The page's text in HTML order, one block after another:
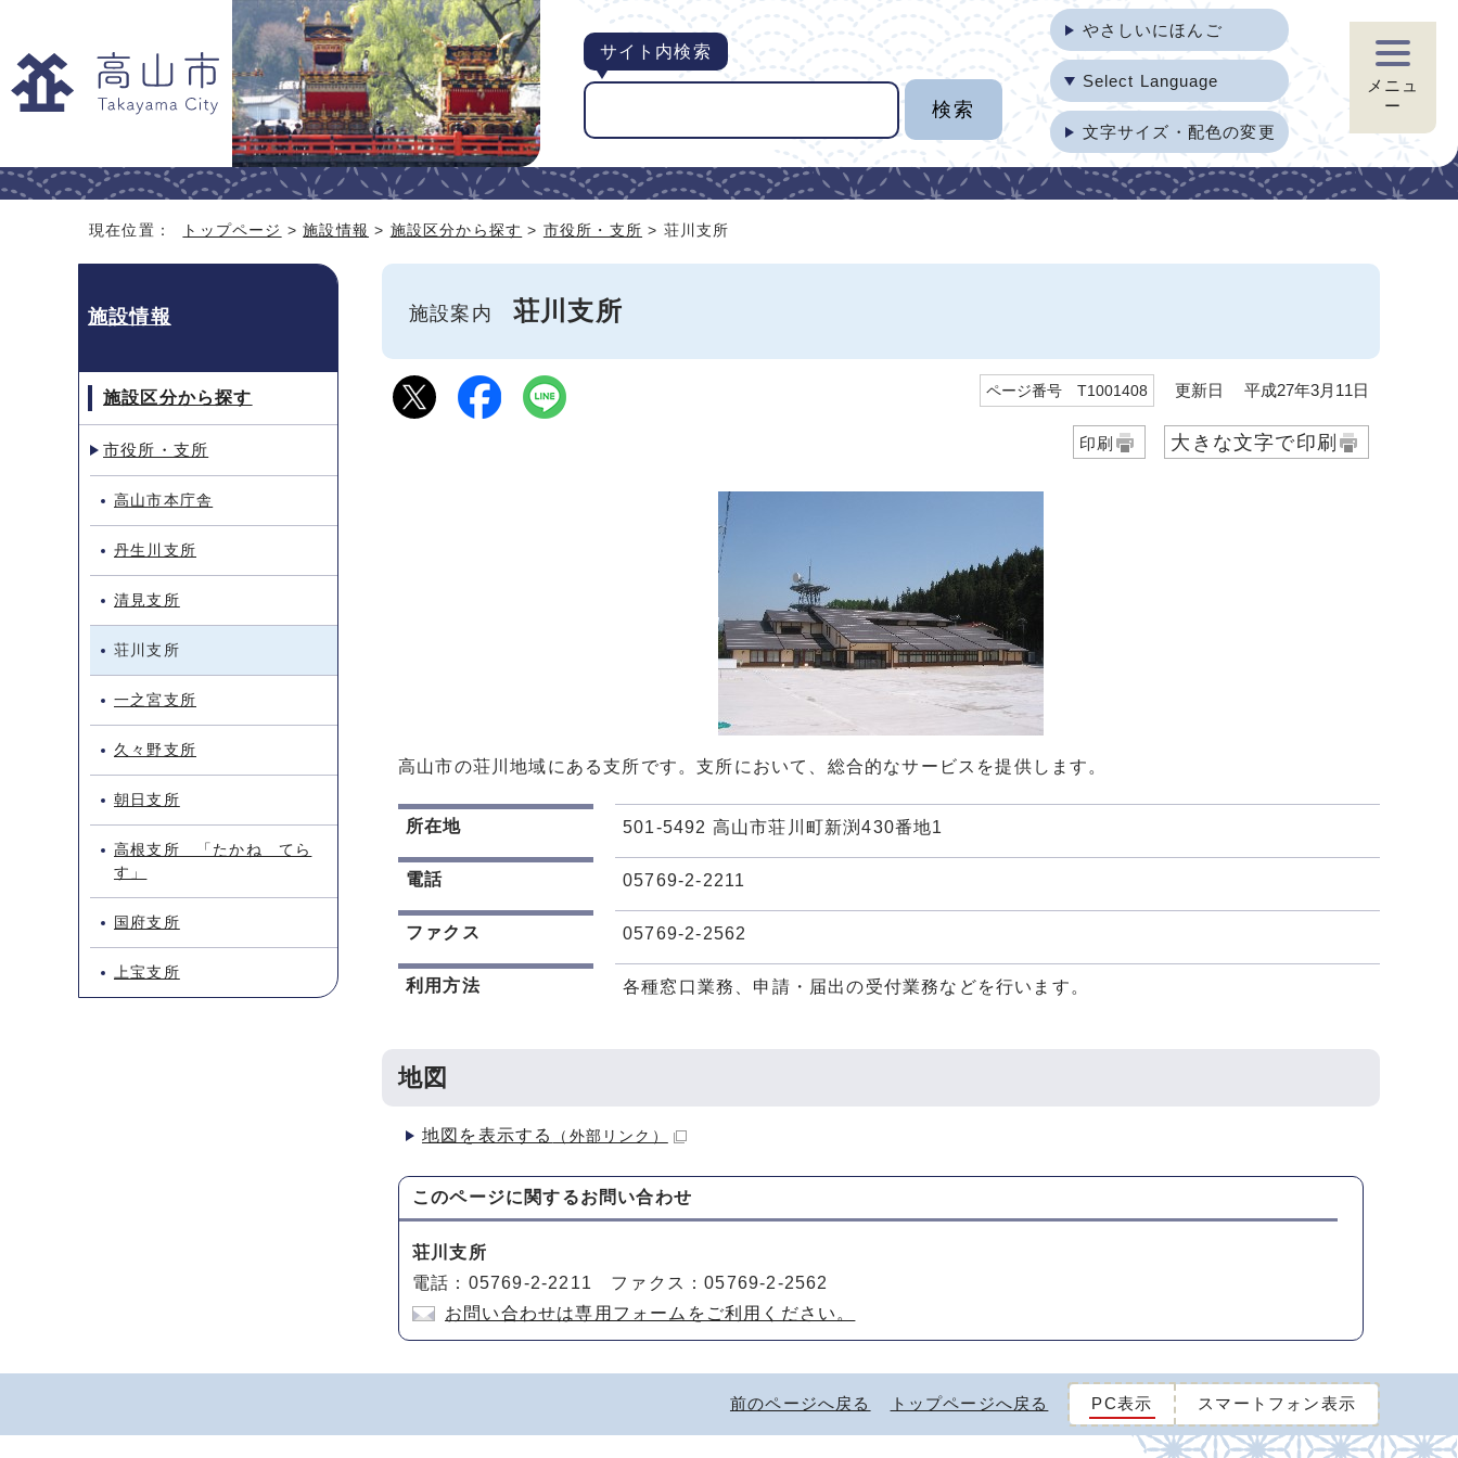
サイト内検索
やさしいにほんご
Select Language
文字サイズ・配色の変更
メニュ
ー
現在位置： トップページ >施設情報 > 施設区分から探す > 市役所・支所 > 荘川支所
施設案内 荘川支所
ページ番号 T1001408 更新日 平成27年3月11日
印刷 大きな文字で印刷
高山市の荘川地域にある支所です。支所において、総合的なサービスを提供します。
所在地 501-5492 高山市荘川町新渕430番地1
電話 05769-2-2211
ファクス 05769-2-2562
利用方法 各種窓口業務、申請・届出の受付業務などを行います。
地図
地図を表示する （外部リンク）
このページに関するお問い合わせ
荘川支所
電話：05769-2-2211 ファクス：05769-2-2562
お問い合わせは専用フォームをご利用ください。
施設情報
施設区分から探す
市役所・支所
高山市本庁舎
丹生川支所
清見支所
荘川支所
一之宮支所
久々野支所
朝日支所
高根支所 「たかね てら
す」
国府支所
上宝支所
前のページへ戻る トップページへ戻る PC表示 スマートフォン表示